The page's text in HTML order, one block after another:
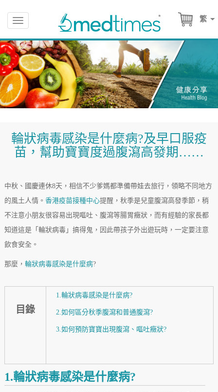
繁
Toggle
navigation
輪狀病毒感染是什麼病?及早口服疫
苗，幫助寶寶度過腹瀉高發期……
中秋、國慶連休8天，相信不少爹媽都準備帶娃去旅行，領略不同地方
的風土人情。 香港疫苗接種中心提醒，秋季是兒童腹瀉高發季節，稍
不注意小朋友很容易出現嘔吐、腹瀉等腸胃癥狀，而有經驗的家長都
知道這是「輪狀病毒」搞得鬼，因此帶孩子外出遊玩時，一定要注意
飲食安全。
那麼， 輪狀病毒感染是什麼病?
目錄
1.輪狀病毒感染是什麼病?
2.如何區分秋季腹瀉和普通腹瀉?
3.如何預防寶寶出現腹瀉、嘔吐癥狀?
1.輪狀病毒感染是什麼病?